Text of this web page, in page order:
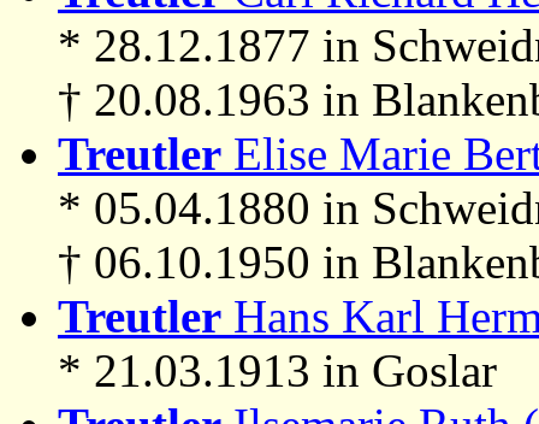
* 28.12.1877 in
† 20.08.1963 in
Treutler Elise Marie
* 05.04.1880 in
† 06.10.1950 in
Treutler Hans Karl
* 21.03.1913 in Goslar